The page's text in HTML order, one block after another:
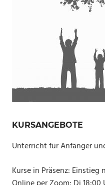
KURSANGEBOTE
Unterricht für Anfänger
Kurse in Präsenz: Einstieg